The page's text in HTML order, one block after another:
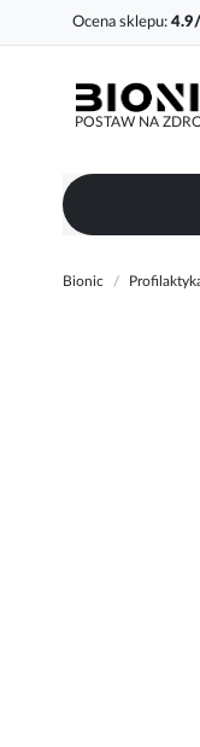
Ocena sklepu:
POSTAW NA
Bionic